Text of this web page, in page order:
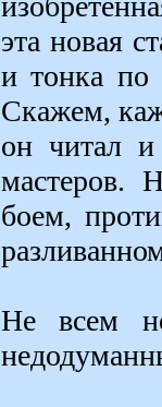
эта новая
и тонка по
Скажем,
он читал и
мастеров.
боем,
Не всем